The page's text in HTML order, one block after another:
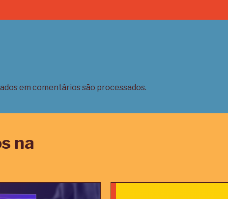
em comentários são processados.
na